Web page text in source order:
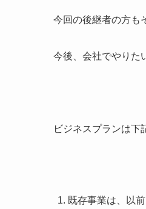
今回の後継者の方も
今後、会社でやりた
ビジネスプランは下
既存事業は、以